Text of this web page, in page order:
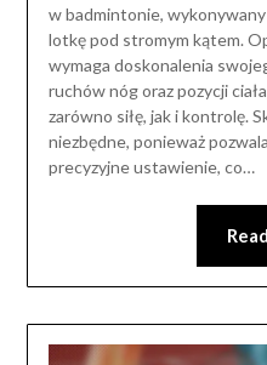
w badmintonie,
lotkę pod stromym kątem.
wymaga doskonalenia
ruchów nóg oraz pozycji
zarówno siłę, jak i kontrolę.
niezbędne, ponieważ
precyzyjne ustawienie, co…